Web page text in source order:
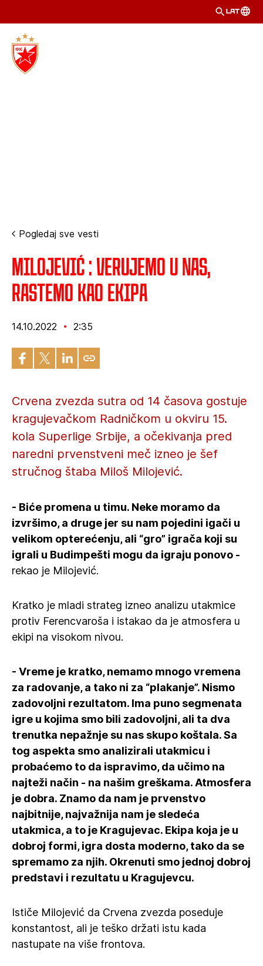
LAT
Pogledaj sve vesti
Milojević : Verujemo u nas,
rastemo kao ekipa
14.10.2022 2:35
Crvena zvezda sutra od 14 časova gostuje
kragujevačkom Radničkom u okviru 15.
kola Superlige Srbije, a očekivanja pred
naredni prvenstveni meč izneo je šef
stručnog štaba Miloš Milojević.
- Biće promena u timu. Neke moramo da
izvršimo, a druge jer su nam pojedini igači u
velikom opterećenju, ali “gro” igrača koji su
igrali u Budimpešti mogu da igraju ponovo -
rekao je Milojević.
Kratko je mladi strateg izneo analizu utakmice
protiv Ferencvaroša i istakao da je atmosfera u
ekipi na visokom nivou.
- Vreme je kratko, nemamo mnogo vremena
za radovanje, a tako ni za “plakanje”. Nismo
zadovoljni rezultatom. Ima puno segmenata
igre u kojima smo bili zadovoljni, ali ta dva
trenutka nepažnje su nas skupo koštala. Sa
tog aspekta smo analizirali utakmicu i
probaćemo to da ispravimo, da učimo na
najteži način - na našim greškama. Atmosfera
je dobra. Znamo da nam je prvenstvo
najbitnije, najvažnija nam je sledeća
utakmica, a to je Kragujevac. Ekipa koja je u
dobroj formi, igra dosta moderno, tako da se
spremamo za njih. Okrenuti smo jednoj dobroj
predstavi i rezultatu u Kragujevcu.
Ističe Milojević da Crvena zvezda poseduje
konstantost, ali je teško držati istu kada
nastupate na više frontova.